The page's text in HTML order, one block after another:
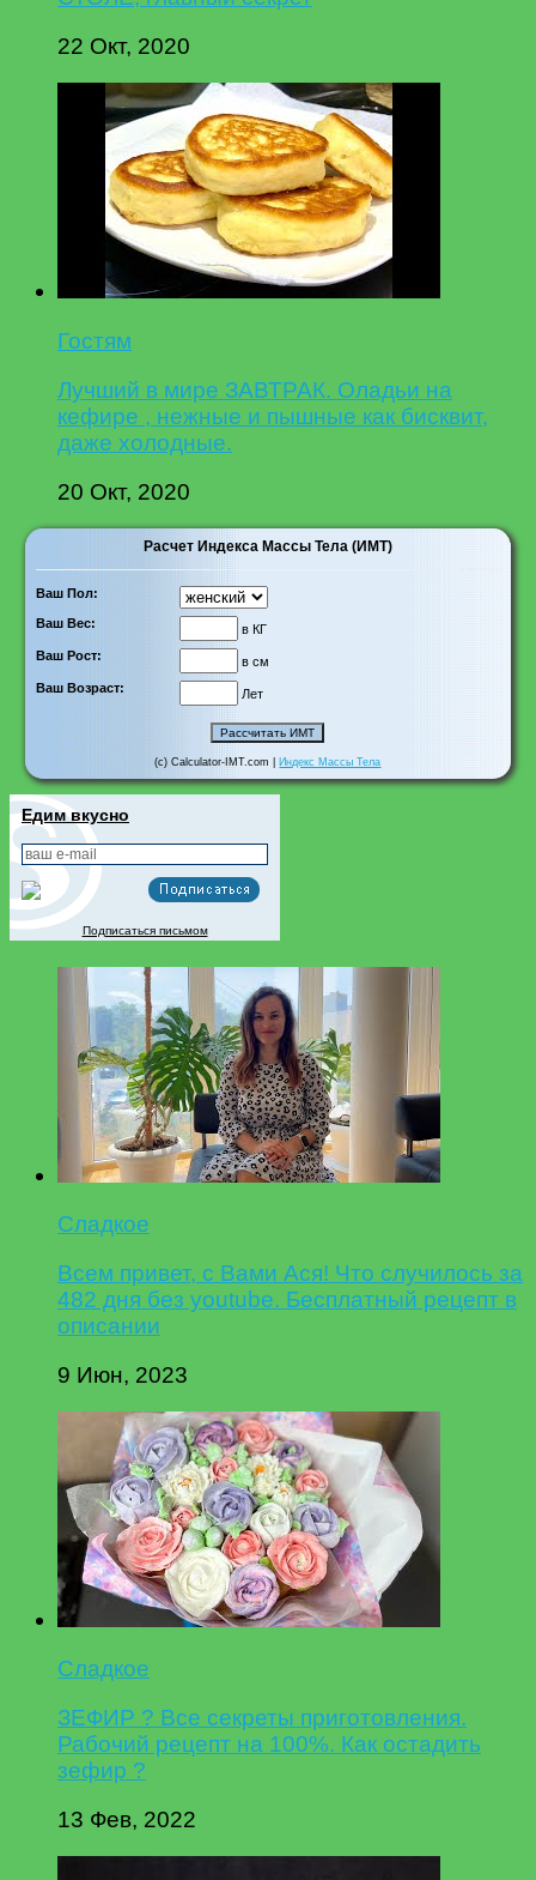
22 Окт, 2020
Гостям
Лучший в мире ЗАВТРАК. Оладьи на
кефире , нежные и пышные как бисквит,
даже холодные.
20 Окт, 2020
Расчет Индекса Массы Тела (ИМТ)
Ваш Пол:
Ваш Вес:
в КГ
Ваш Рост:
в см
Ваш Возраст:
Лет
(c) Calculator-IMT.com | Индекс Массы Тела
Едим вкусно
Подписаться письмом
Сладкое
Всем привет, с Вами Ася! Что случилось за
482 дня без youtube. Бесплатный рецепт в
описании
9 Июн, 2023
Сладкое
ЗЕФИР ? Все секреты приготовления.
Рабочий рецепт на 100%. Как остадить
зефир ?
13 Фев, 2022